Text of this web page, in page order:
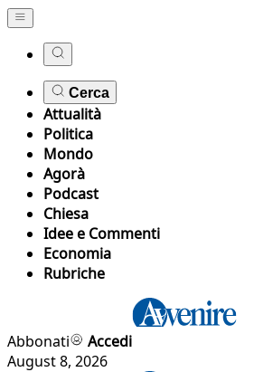
Cerca
Attualità
Politica
Mondo
Agorà
Podcast
Chiesa
Idee e Commenti
Economia
Rubriche
Abbonati
Accedi
August 8, 2026